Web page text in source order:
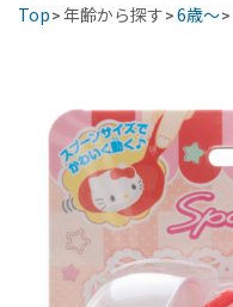
Top 年齢から探す 6歳～